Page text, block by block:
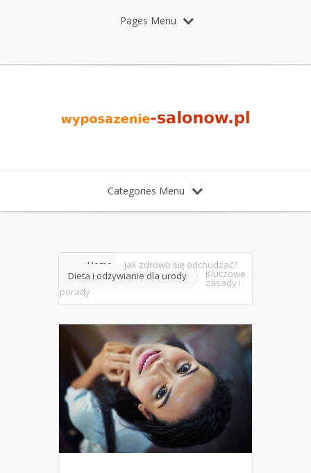
Pages Menu
Categories Menu
Home
Dieta i odżywianie dla urody
Jak zdrowo się odchudzać?
Kluczowe
zasady i
porady